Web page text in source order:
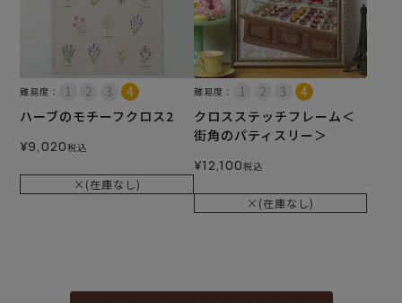
難易度：
ハーブのモチーフクロス2
¥9,020税込
×(在庫なし)
難易度：
クロスステッチフレーム＜
街角のパティスリー＞
¥12,100税込
×(在庫なし)